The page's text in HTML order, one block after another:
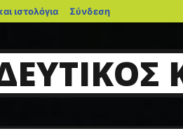
ιστολόγια blogs.sch.gr
Σύνδεση